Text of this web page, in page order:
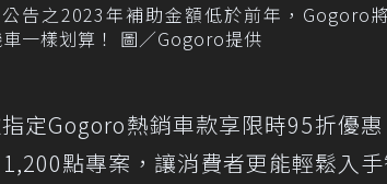
告之2023年補助金額低於前年，Gogoro
一樣划算！ 圖／Gogoro提供
定Gogoro熱銷車款享限時95折優
點專案，讓消費者更能輕鬆入